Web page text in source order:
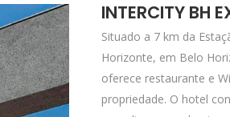
INTERCITY BH
Situado a 7 km da
Horizonte, em Belo
oferece restaurante e
propriedade. O hotel